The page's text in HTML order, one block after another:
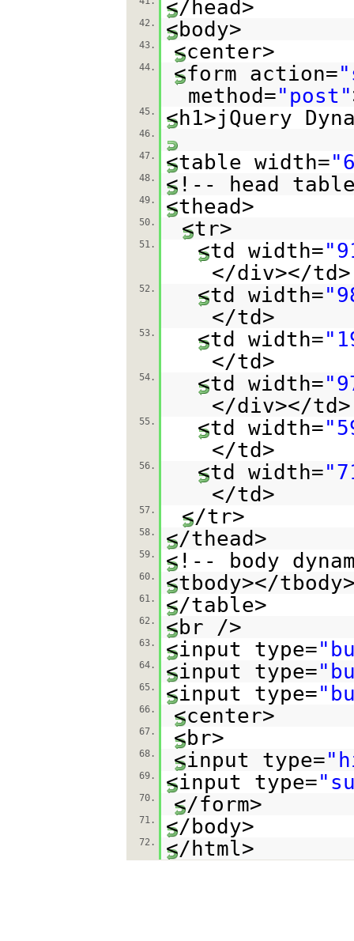
</head>
42. <body>
43. <center>
44. <form action=
method="post"
45. <h1>jQuery
46.
47.
<table width=
48. <!-- head
49. <thead>
50. <tr>
51. <td width=
</div></td>
52. <td width=
</td>
53. <td width=
</td>
54. <td width=
</div></td>
55. <td width=
</td>
56. <td width=
</td>
57. </tr>
58. </thead>
59. <!-- body
60. <tbody></
61. </table>
62. <br />
63. <input type=
64. <input type=
65. <input type=
66. <center>
67. <br>
68. <input type=
69. <input type=
70. </form>
71. </body>
72. </html>